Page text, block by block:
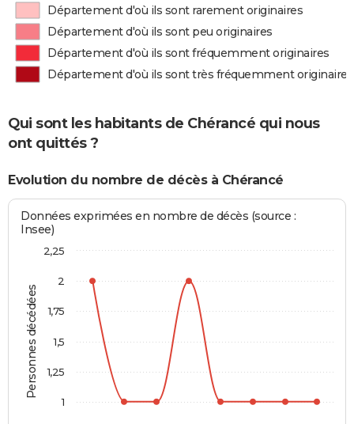
Département d'où ils sont rarement originaires
Département d'où ils sont peu originaires
Département d'où ils sont fréquemment originaires
Département d'où ils sont très fréquemment originaires
Qui sont les habitants de Chérancé qui nous
ont quittés ?
Evolution du nombre de décès à Chérancé
Personnes décédées
Données exprimées en nombre de décès (source :
Insee)
1
1,25
1,5
1,75
2
2,25